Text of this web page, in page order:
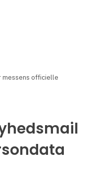
messens officielle